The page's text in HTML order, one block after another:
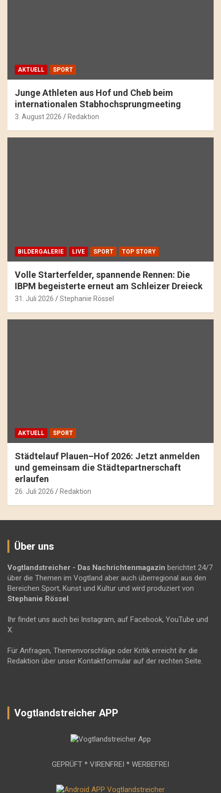
AKTUELL SPORT
Junge Athleten aus Hof und Cheb beim
internationalen Stabhochsprungmeeting
3. August 2026 Redaktion
BILDERGALERIE LIVE SPORT TOP STORY
Volle Starterfelder, spannende Rennen: Die
IBPM begeisterte erneut am Schleizer Dreieck
31. Juli 2026 Stephanie Rössel
AKTUELL SPORT
Städtelauf Plauen–Hof 2026: Jetzt anmelden
und gemeinsam die Städtepartnerschaft
erlaufen
26. Juli 2026 Redaktion
Über uns
Vogtlandstreicher - Das Nachrichtenmagazin berichtet 24/7
über die Themen im Vogtland aber auch überregional aus den
Bereichen Sport, Kunst und Kultur und wird produziert von
Stephanie Rössel .
Ihr findet uns auch bei Instagram, auf Facebook, YouTube und
X.
Für Anfragen, Themenvorschläge oder Kritik erreicht ihr die
Redaktion über unser Kontaktformular auf der rechten Seite.
Vogtlandstreicher APP
GEPRÜFT * VIRENFREI * WERBEFREI